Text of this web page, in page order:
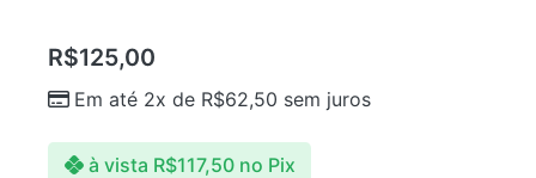
R$125,00
Em até 2x de R$62,50 sem juros
à vista R$117,50 no Pix